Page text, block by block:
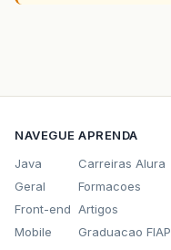
NAVEGUE
Java
Geral
Front-end
Mobile
APRENDA
Carreiras Alura
Formacoes
Artigos
Graduacao FIAP